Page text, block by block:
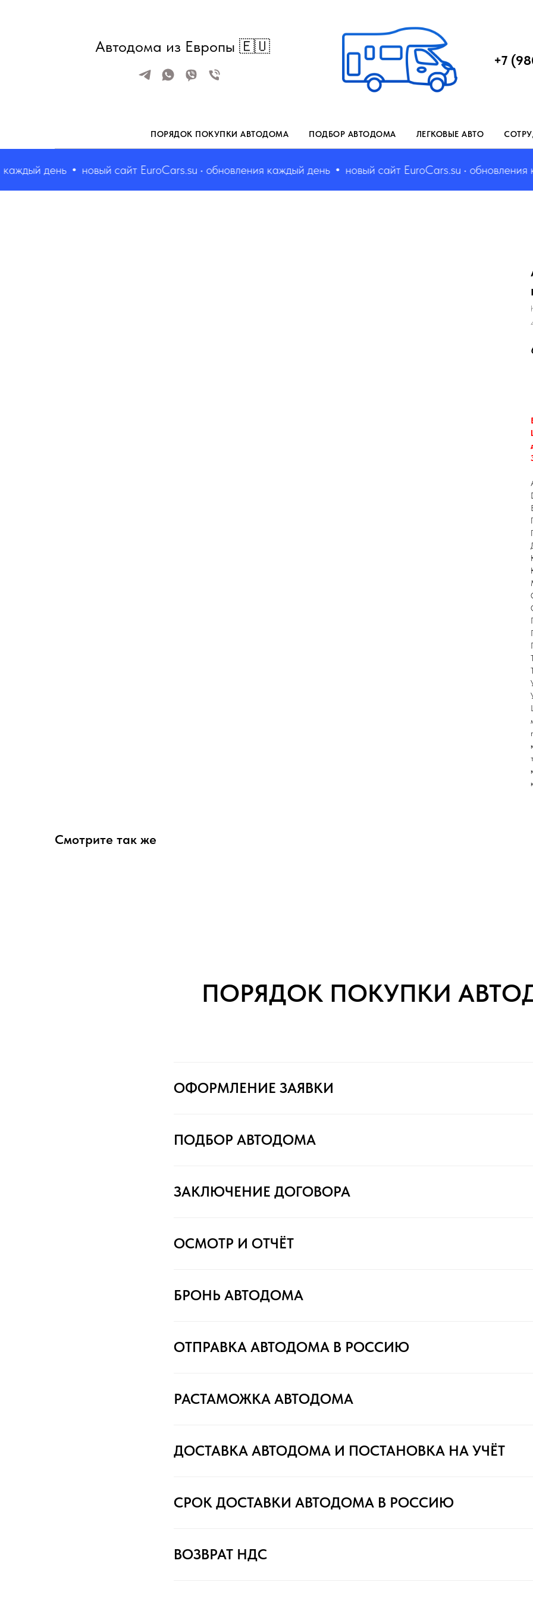
Автодома из Европы 🇪🇺
+7
ПОРЯДОК ПОКУПКИ АВТОДОМА ПОДБОР АВТОДОМА ЛЕГКОВЫЕ АВТО
день новый сайт EuroCars.su • обновления каждый день новый сайт EuroCars.su • обновления
Смотрите так же
ПОРЯДОК ПОКУПКИ
ОФОРМЛЕНИЕ ЗАЯВКИ
ПОДБОР АВТОДОМА
ЗАКЛЮЧЕНИЕ ДОГОВОРА
ОСМОТР И ОТЧЁТ
БРОНЬ АВТОДОМА
ОТПРАВКА АВТОДОМА В РОССИЮ
РАСТАМОЖКА АВТОДОМА
ДОСТАВКА АВТОДОМА И ПОСТАНОВКА НА УЧЁТ
СРОК ДОСТАВКИ АВТОДОМА В РОССИЮ
ВОЗВРАТ НДС